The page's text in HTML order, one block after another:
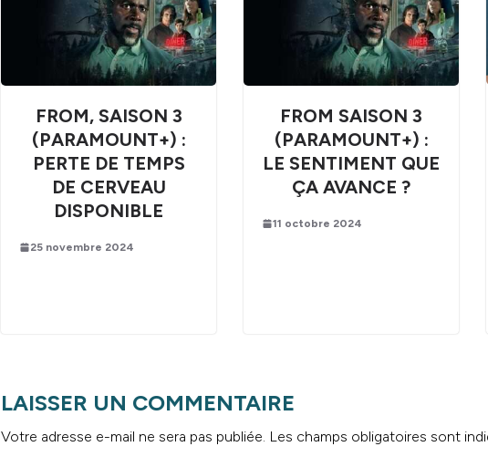
FROM, SAISON 3
(PARAMOUNT+) :
PERTE DE TEMPS
DE CERVEAU
DISPONIBLE
25 novembre 2024
FROM SAISON 3
(PARAMOUNT+) :
LE SENTIMENT QUE
ÇA AVANCE ?
11 octobre 2024
LAISSER UN COMMENTAIRE
Votre adresse e-mail ne sera pas publiée. Les champs obligatoires sont